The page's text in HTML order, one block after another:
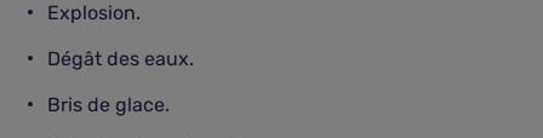
Explosion.
Dégât des eaux.
Bris de glace.